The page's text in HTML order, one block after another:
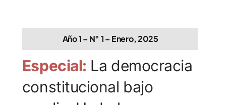
Colaboraciones
Año 1 – N° 1 – Enero, 2025
Especial: La democracia
constitucional bajo